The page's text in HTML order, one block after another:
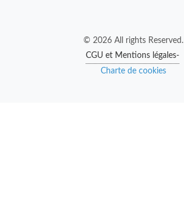
© 2026 All rights Reserved.
CGU et Mentions légales-
Charte de cookies